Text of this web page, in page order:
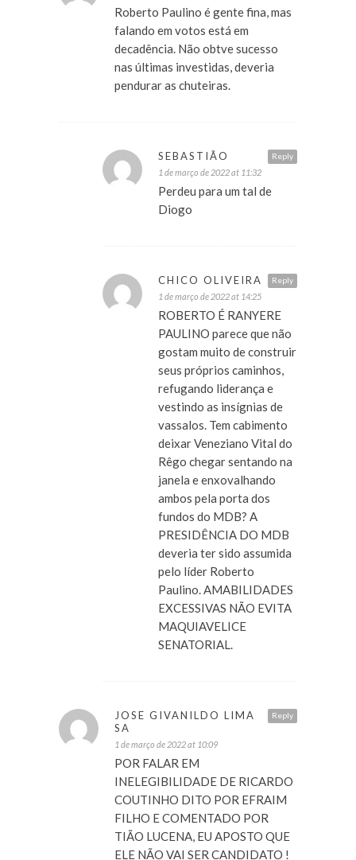
Roberto Paulino é gente fina, mas
falando em votos está em
decadência. Não obtve sucesso
nas últimas investidas, deveria
pendurar as chuteiras.
Reply
SEBASTIÃO
1 de março de 2022 at 11:32
Perdeu para um tal de
Diogo
Reply
CHICO OLIVEIRA
1 de março de 2022 at 14:25
ROBERTO É RANYERE
PAULINO parece que não
gostam muito de construir
seus próprios caminhos,
refugando liderança e
vestindo as insígnias de
vassalos. Tem cabimento
deixar Veneziano Vital do
Rêgo chegar sentando na
janela e enxovalhando
ambos pela porta dos
fundos do MDB? A
PRESIDÊNCIA DO MDB
deveria ter sido assumida
pelo líder Roberto
Paulino. AMABILIDADES
EXCESSIVAS NÃO EVITA
MAQUIAVELICE
SENATORIAL.
Reply
JOSE GIVANILDO LIMA
SA
1 de março de 2022 at 10:09
POR FALAR EM
INELEGIBILIDADE DE RICARDO
COUTINHO DITO POR EFRAIM
FILHO E COMENTADO POR
TIÃO LUCENA, EU APOSTO QUE
ELE NÃO VAI SER CANDIDATO !